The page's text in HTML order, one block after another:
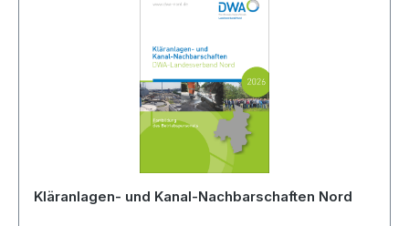
Kläranlagen- und Kanal-Nachbarschaften Nord